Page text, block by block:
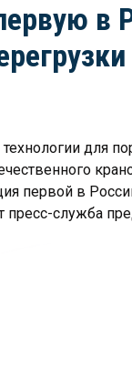
в
для
первой в
служба